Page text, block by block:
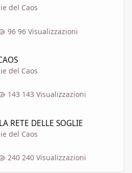
del Caos
96 Visualizzazioni
del Caos
143 Visualizzazioni
RETE DELLE SOGLIE
del Caos
240 Visualizzazioni